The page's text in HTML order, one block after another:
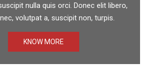
nulla quis orci. Donec elit libero,
volutpat a, suscipit non, turpis.
KNOW MORE